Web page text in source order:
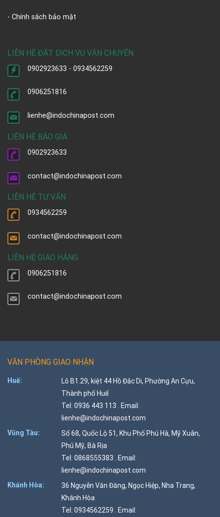
- Chính sách bảo mật
LIÊN HỆ ĐẶT DỊCH VỤ VẬN CHUYỂN
0902923633 - 0934562259
0906251816
lienhe@indochinapost.com
LIÊN HỆ BÁO GIÁ
0902923633
contact@indochinapost.com
LIÊN HỆ TƯ VẤN
0934562259
contact@indochinapost.com
LIÊN HỆ GIAO HÀNG
0906251816
contact@indochinapost.com
VĂN PHÒNG GIAO NHẬN
Huế:
Lô B1.29, kiệt 44 Hồ Đắc Di, Phường An Cựu,
Thành phố Huế
Tel: 0936 443 113 . Email:
lienhe@indochinapost.com
Vũng Tàu:
Số 68, Quốc Lộ 51, Khu Phố Phú Hà, Mỹ Xuân,
Phú Mỹ, Bà Rịa
Tel: 0868555383 . Email:
lienhe@indochinapost.com
Khánh Hòa:
36 Nguyễn Văn Đăng, Ngọc Hiệp, Nha Trang,
Khánh Hòa
Tel: 0934562259 . Email: